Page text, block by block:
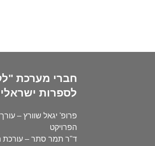
חברי מערכת
לספרות
פרופ' יגאל שוורץ –
הפרויקט
ד"ר תמר סתר – עורכת